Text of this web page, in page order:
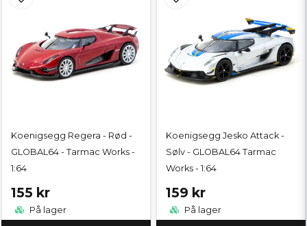
Koenigsegg Regera - Rød -
GLOBAL64 - Tarmac Works -
1:64
155 kr
På lager
Koenigsegg Jesko Attack -
Sølv - GLOBAL64 Tarmac
Works - 1:64
159 kr
På lager